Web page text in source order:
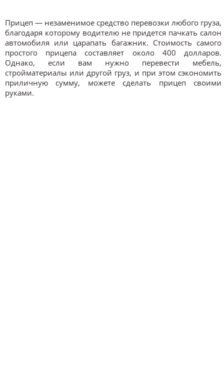
Прицеп — незаменимое средство перевозки любого груза,
благодаря которому водителю не придется пачкать салон
автомобиля или царапать багажник. Стоимость самого
простого прицепа составляет около 400 долларов.
Однако, если вам нужно перевести мебель,
стройматериалы или другой груз, и при этом сэкономить
приличную сумму, можете сделать прицеп своими
руками.